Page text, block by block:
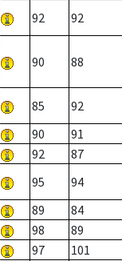
92 92
90 88
85 92
90 91
92 87
95 94
89 84
98 89
97 101